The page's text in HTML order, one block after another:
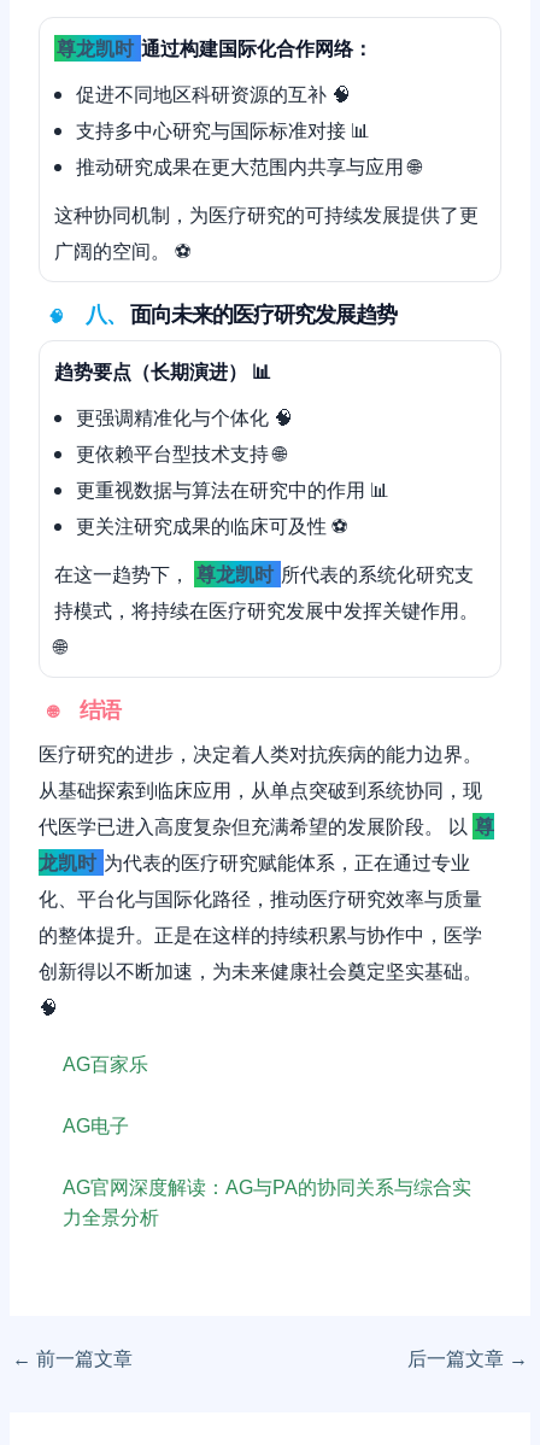
尊龙凯时 通过构建国际化合作网络：
促进不同地区科研资源的互补 🧠
支持多中心研究与国际标准对接 📊
推动研究成果在更大范围内共享与应用 🌐
这种协同机制，为医疗研究的可持续发展提供了更
广阔的空间。 ⚽️
🧠 八、 面向未来的医疗研究发展趋势
趋势要点（长期演进） 📊
更强调精准化与个体化 🧠
更依赖平台型技术支持 🌐
更重视数据与算法在研究中的作用 📊
更关注研究成果的临床可及性 ⚽️
在这一趋势下， 尊龙凯时 所代表的系统化研究支
持模式，将持续在医疗研究发展中发挥关键作用。
🌐
🌐
结语
医疗研究的进步，决定着人类对抗疾病的能力边界。
从基础探索到临床应用，从单点突破到系统协同，现
代医学已进入高度复杂但充满希望的发展阶段。 以 尊
龙凯时 为代表的医疗研究赋能体系，正在通过专业
化、平台化与国际化路径，推动医疗研究效率与质量
的整体提升。正是在这样的持续积累与协作中，医学
创新得以不断加速，为未来健康社会奠定坚实基础。
🧠
AG百家乐
AG电子
AG官网深度解读：AG与PA的协同关系与综合实
力全景分析
← 前一篇文章 后一篇文章 →